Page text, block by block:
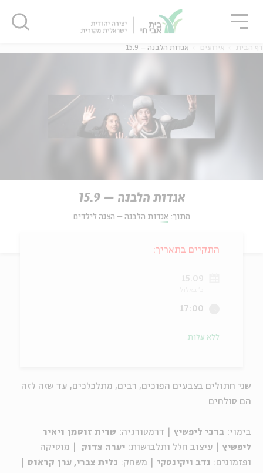
דף הבית אירועים אגדות הלבנה – 15.9
אגדות הלבנה – 15.9
מתוך: אגדות הלבנה – הצגה לילדים
שני חתולים בצבעים הפוכים, רבים, מתלכלכים, עד שזה לזה
הם סולחים
בימוי: ברכי ליפשיץ | דרמטורגיה: שרית זוסמן ויאיר
ליפשיץ | עיצוב חלל ותלבושות: יערה צדוק | מוסיקה
ופזמונים: נדב ויקינסקי | משחק: גלית צברי, ערן קראוס
התקיים בתאריך:
15.09
17:00
ללא עלות
סגור